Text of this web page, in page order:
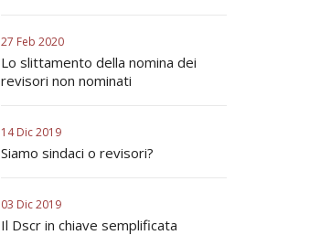
27 Feb 2020
Lo slittamento della nomina dei
revisori non nominati
14 Dic 2019
Siamo sindaci o revisori?
03 Dic 2019
Il Dscr in chiave semplificata